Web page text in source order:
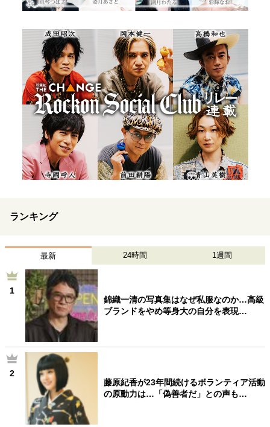
ランキング
最新 24時間 1週間
1
錦織一清の写真集はなぜ私服なのか…高級
ブランドをやめ等身大の自分を表現…
2
藤原紀香が23年間続けるボランティア活動
の原動力は…「偽善者だ」との声も…